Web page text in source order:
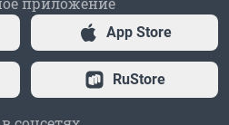
App Store
RuStore